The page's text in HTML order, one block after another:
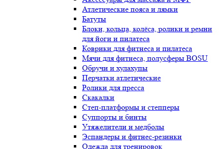
Атлетические пояса и лямки
Батуты
Блоки, кольца, колёса, ролики и ремни
для йоги и пилатеса
Коврики для фитнеса и пилатеса
Мячи для фитнеса, полусферы BOSU
Обручи и хулахупы
Перчатки атлетические
Ролики для пресса
Скакалки
Степ-платформы и степперы
Суппорты и бинты
Утяжелители и медболы
Эспандеры и фитнес-резинки
Одежда для тренировок